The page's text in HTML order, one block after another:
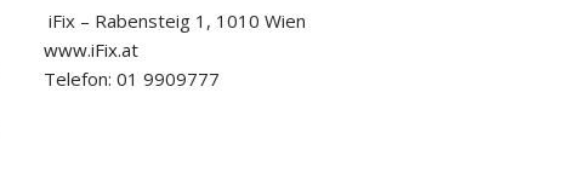
iFix – Rabensteig 1, 1010 Wien
www.iFix.at
Telefon: 01 9909777